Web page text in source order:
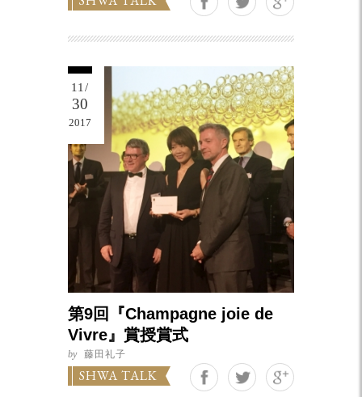
11/
30
2017
第9回『Champagne joie de
Vivre』賞授賞式
by 藤田礼子
SHWA TALK